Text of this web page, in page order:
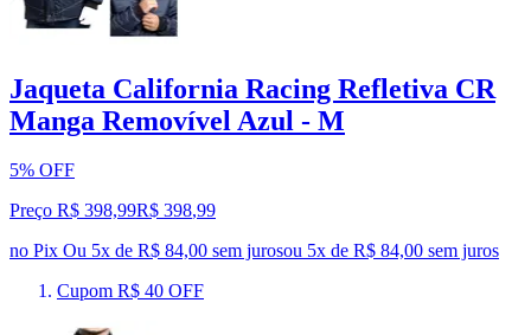
Jaqueta California Racing Refletiva CR
Manga Removível Azul - M
5% OFF
Preço R$ 398,99R$ 398,99
no Pix Ou 5x de R$ 84,00 sem jurosou 5x de R$ 84,00 sem juros
Cupom R$ 40 OFF